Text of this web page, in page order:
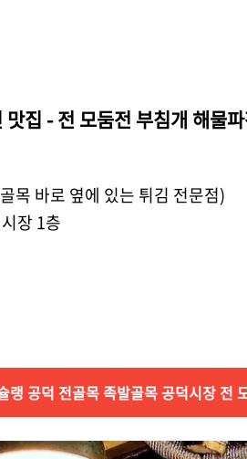
집 - 전 모둠전 부침개 해물
목 바로 옆에 있는 튀김 전문점)
장 1층
랭 공덕 전골목 족발골목 공덕시장 전